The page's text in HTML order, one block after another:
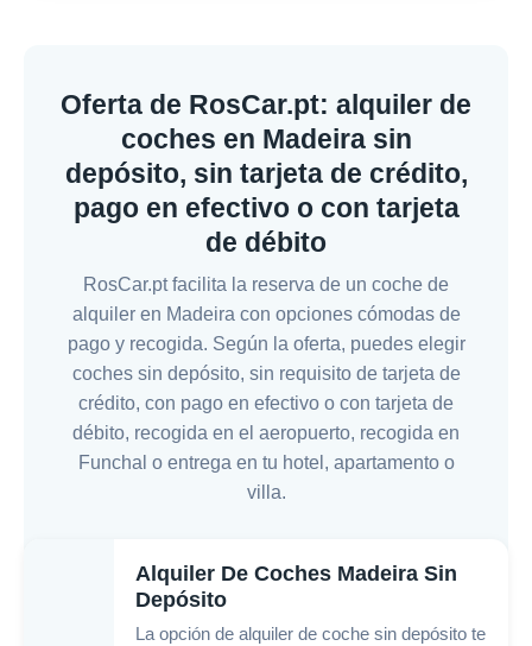
Oferta de RosCar.pt: alquiler de
coches en Madeira sin
depósito, sin tarjeta de crédito,
pago en efectivo o con tarjeta
de débito
RosCar.pt facilita la reserva de un coche de
alquiler en Madeira con opciones cómodas de
pago y recogida. Según la oferta, puedes elegir
coches sin depósito, sin requisito de tarjeta de
crédito, con pago en efectivo o con tarjeta de
débito, recogida en el aeropuerto, recogida en
Funchal o entrega en tu hotel, apartamento o
villa.
Alquiler De Coches Madeira Sin
Depósito
La opción de alquiler de coche sin depósito te